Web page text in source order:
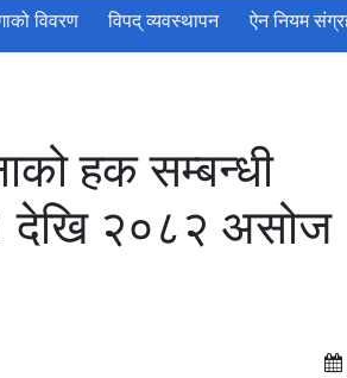
विवरण विपद् व्यवस्थापन ऐन नियम
हक सम्बन्धी
देखि २०८२ असोज